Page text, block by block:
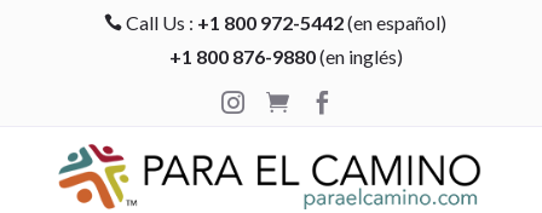
 Call Us : +1 800 972-5442(en español)
+1 800 876-9880(en inglés)

 